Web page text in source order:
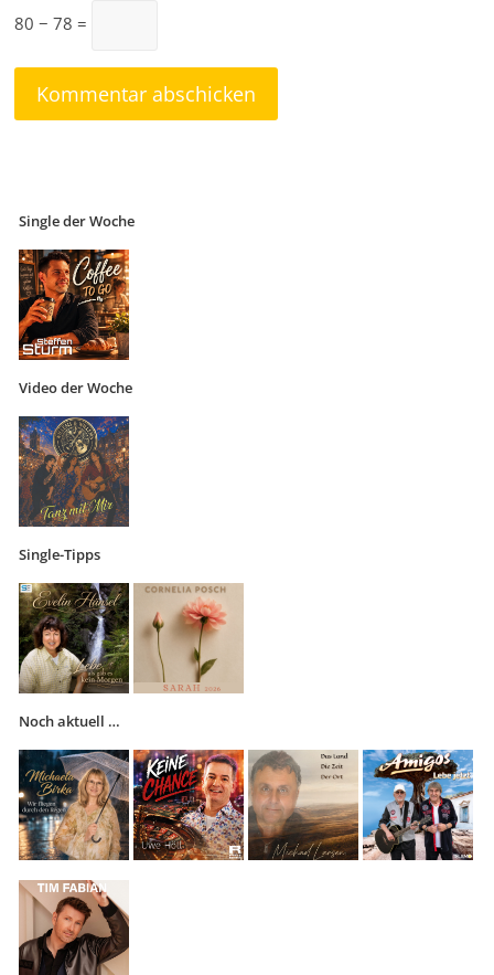
80 − 78 =
Single der Woche
Video der Woche
Single-Tipps
Noch aktuell …